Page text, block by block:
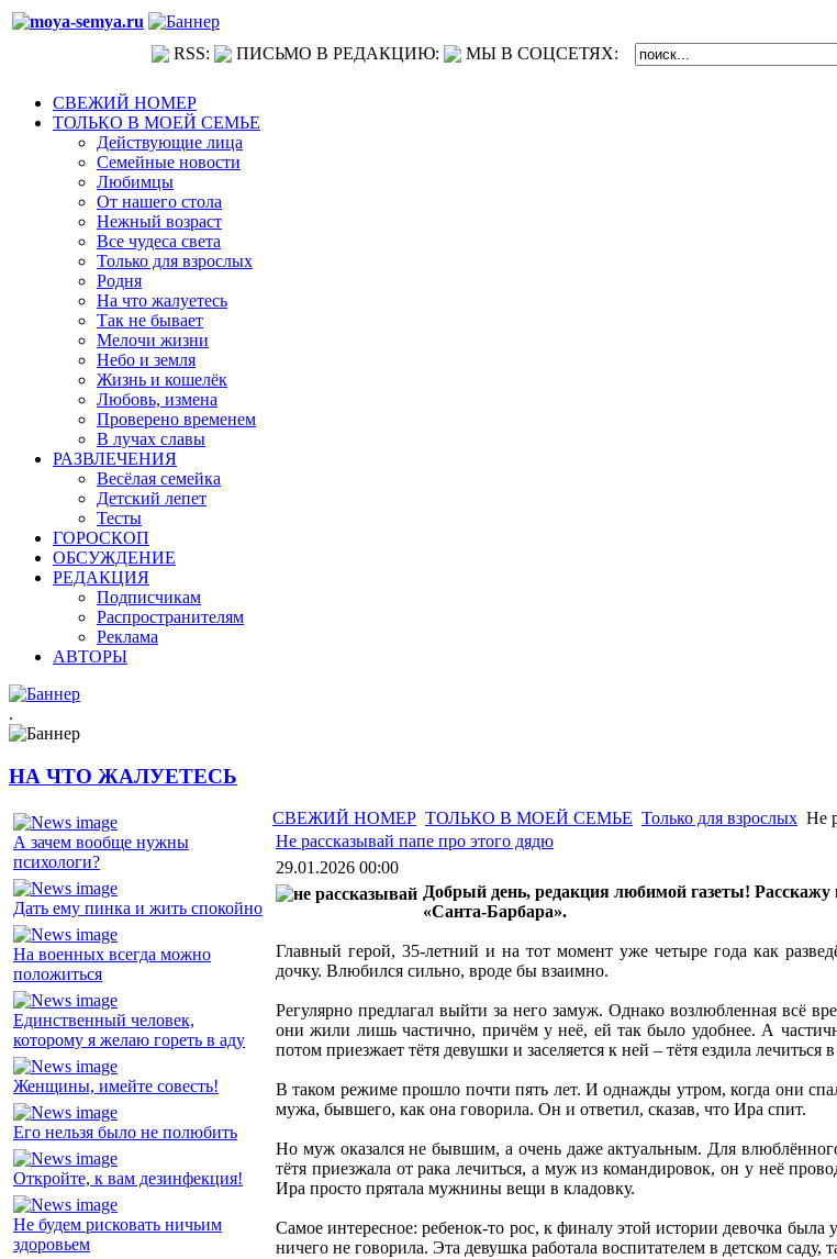
RSS: ПИСЬМО В РЕДАКЦИЮ: МЫ В СОЦСЕТЯХ:
СВЕЖИЙ НОМЕР
ТОЛЬКО В МОЕЙ СЕМЬЕ
Действующие лица
Семейные новости
Любимцы
От нашего стола
Нежный возраст
Все чудеса света
Только для взрослых
Родня
На что жалуетесь
Так не бывает
Мелочи жизни
Небо и земля
Жизнь и кошелёк
Любовь, измена
Проверено временем
В лучах славы
РАЗВЛЕЧЕНИЯ
Весёлая семейка
Детский лепет
Тесты
ГОРОСКОП
ОБСУЖДЕНИЕ
РЕДАКЦИЯ
Подписчикам
Распространителям
Реклама
АВТОРЫ
.
НА ЧТО ЖАЛУЕТЕСЬ
А зачем вообще нужны
психологи?
Дать ему пинка и жить спокойно
На военных всегда можно
положиться
Единственный человек,
которому я желаю гореть в аду
Женщины, имейте совесть!
Его нельзя было не полюбить
Откройте, к вам дезинфекция!
Не будем рисковать ничьим
здоровьем
СВЕЖИЙ НОМЕР ТОЛЬКО В МОЕЙ СЕМЬЕ Только для взрослых Не
Не рассказывай папе про этого дядю
29.01.2026 00:00
Добрый день, редакция любимой газеты!
«Санта-Барбара».
Главный герой, 35-летний и на тот момент уже четыре года как
дочку. Влюбился сильно, вроде бы взаимно.
Регулярно предлагал выйти за него замуж. Однако возлюбленная всё
они жили лишь частично, причём у неё, ей так было удобнее. А
потом приезжает тётя девушки и заселяется к ней – тётя ездила
В таком режиме прошло почти пять лет. И однажды утром, когда они
мужа, бывшего, как она говорила. Он и ответил, сказав, что Ира спит.
Но муж оказался не бывшим, а очень даже актуальным. Для
тётя приезжала от рака лечиться, а муж из командировок, он у неё
Ира просто прятала мужнины вещи в кладовку.
Самое интересное: ребенок-то рос, к финалу этой истории девочка
ничего не говорила. Эта девушка работала воспитателем в детском саду,